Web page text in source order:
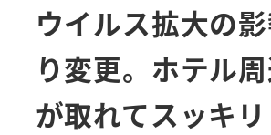
ウイルス拡大の
り変更。ホテル
が取れてスッキリ